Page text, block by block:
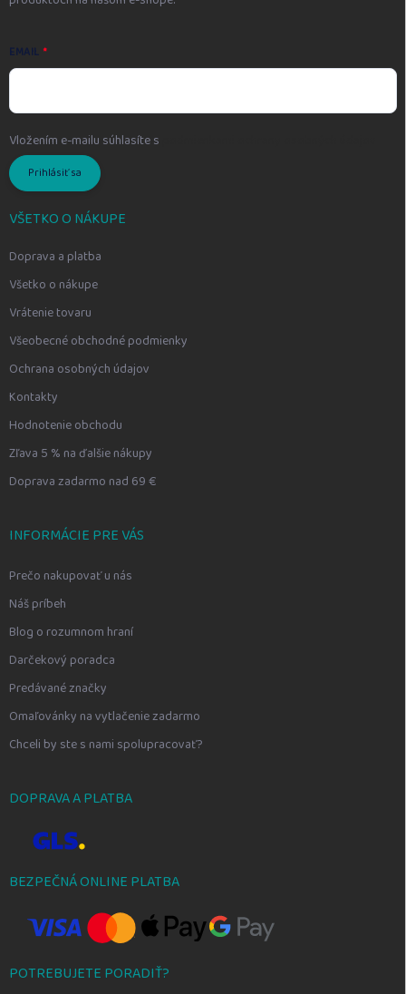
EMAIL
Vložením e-mailu súhlasíte s
Prihlásiť sa
VŠETKO O NÁKUPE
Doprava a platba
Všetko o nákupe
Vrátenie tovaru
Všeobecné obchodné podmienky
Ochrana osobných údajov
Kontakty
Hodnotenie obchodu
Zľava 5 % na ďalšie nákupy
Doprava zadarmo nad 69 €
INFORMÁCIE PRE VÁS
Prečo nakupovať u nás
Náš príbeh
Blog o rozumnom hraní
Darčekový poradca
Predávané značky
Omaľovánky na vytlačenie zadarmo
Chceli by ste s nami spolupracovať?
DOPRAVA A PLATBA
BEZPEČNÁ ONLINE PLATBA
POTREBUJETE PORADIŤ?